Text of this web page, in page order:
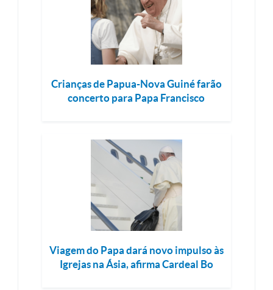
Crianças de Papua-Nova Guiné farão
concerto para Papa Francisco
Viagem do Papa dará novo impulso às
Igrejas na Ásia, afirma Cardeal Bo